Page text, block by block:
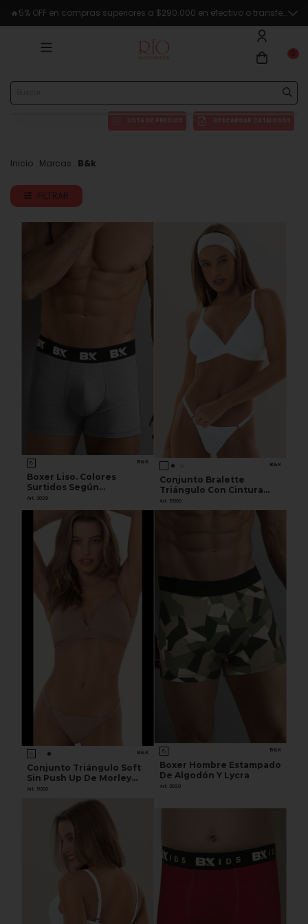
🔥5% OFF en compras superiores a $290.000 en efectivo o transferencia
0
LISTA DE PRECIOS DESCARGAR CATÁLOGOS
Inicio . Marcas . B&k
FILTRAR
B&K
Boxer Liso. Colores
Surtidos Según
Disponibilidad De Stock.
Art. 3029
B&K
Conjunto Bralette
Triángulo Con Cintura
Ancha Y Less Regulable
Art. 5500
B&K
Conjunto Triángulo Soft
Sin Push Up De Morley
Con Tangaless Regulable
Art. 5300
B&K
Boxer Hombre Estampado
De Algodón Y Lycra
Art. 3039